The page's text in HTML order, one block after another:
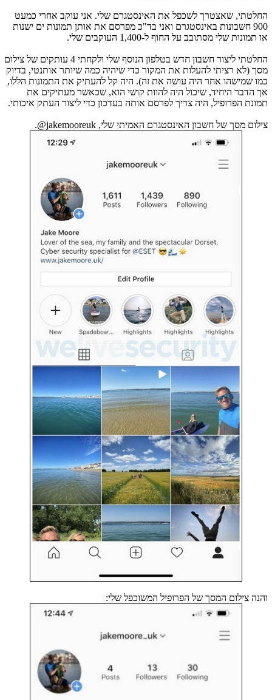
החלטתי, שאצטרך לשכפל את האינסטגרם שלי. אני עוקב אחרי כמעט
900 חשבונות באינסטגרם ואני בד"כ מפרסם את אותן תמונות ים ישנות
או תמונות שלי מסתובב על החוף ל-1,400 העוקבים שלי.
החלטתי ליצור חשבון חדש בטלפון הנוסף שלי ולקחתי 4 עותקים של צילום
מסך (לא רציתי להעלות את המקור כדי שיהיה כמה שיותר אותנטי, בדיוק
כמו שמישהו אחר היה עושה את זה). היה קל להעתיק את התמונות הללו,
אך הדבר היחיד, שיכול היה להוות קושי הוא, שכאשר מעתיקים את
תמונת הפרופיל, היה צריך לפרסם אותה בעדכון כדי ליצור העתק איכותי.
צילום מסך של חשבון האינסטגרם האמיתי שלי, jakemooreuk
@.
והנה צילום המסך של הפרופיל המשוכפל שלי: